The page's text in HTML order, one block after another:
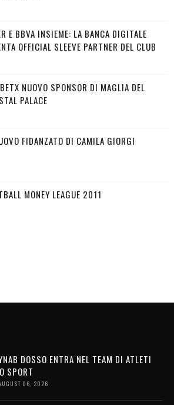
E BBVA INSIEME: LA BANCA DIGITALE
OFFICIAL SLEEVE PARTNER DEL CLUB
NUOVO SPONSOR DI MAGLIA DEL
PALACE
FIDANZATO DI CAMILA GIORGI
MONEY LEAGUE 2011
DOSSO ENTRA NEL TEAM DI ATLETI
SPORT
06, 2026